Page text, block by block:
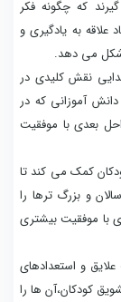
که چگونه فکر
علاقه به یادگیری و
شکل می دهد.
نقش کلیدی در
آموزانی که در
بعدی با موفقیت
کمک می کند تا
و بزرگ ترها را
با موفقیت بیشتری
و استعدادهای
کودکان،آن ها را